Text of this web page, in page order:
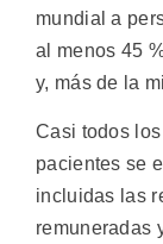
mundial a
al menos 45
y, más de la
Casi todos
pacientes se
incluidas las
remuneradas